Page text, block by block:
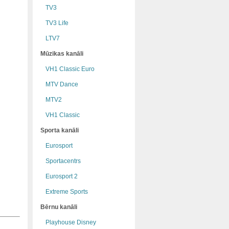
TV3
TV3 Life
LTV7
Mūzikas kanāli
VH1 Classic Euro
MTV Dance
MTV2
VH1 Classic
Sporta kanāli
Eurosport
Sportacentrs
Eurosport 2
Extreme Sports
Bērnu kanāli
Playhouse Disney